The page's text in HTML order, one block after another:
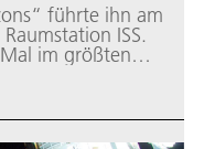
führte ihn am
ISS.
im größten
Lösungen für